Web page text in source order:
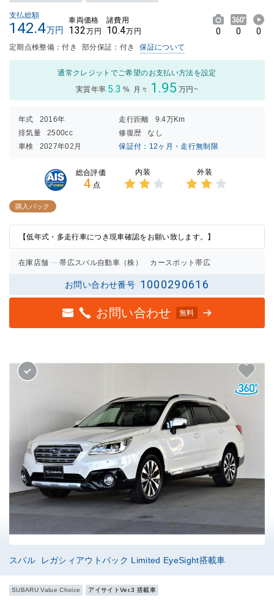
支払総額
142.4万円
車両価格
132万円
諸費用
10.4万円 0 0 0
定期点検整備：付き 部分保証：付き 保証について
通常クレジットでご希望のお支払い方法を設定
実質年率 5.3 % 月々 1.95 万円~
年式 2016年 走行距離
9.4万Km
排気量
2500cc 修復歴
なし
車検
2027年02月 保証付：12ヶ月・走行無制限
総合評価
4 点
内装 外装
購入パック
【低年式・多走行車につき現車確認をお願い致します。】
在庫店舗 帯広スバル自動車（株） カースポット帯広
お問い合わせ番号 1000290616
お問い合わせ 無料
スバル レガシィアウトバック Limited EyeSight搭載車
SUBARU Value Choice アイサイトVer.3 搭載車